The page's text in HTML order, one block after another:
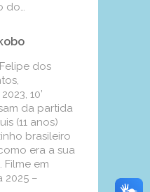
do…
dos
10’
da partida
(11 anos)
brasileiro
era a sua
Filme em
2025 –